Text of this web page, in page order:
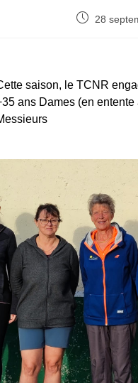
28
saison, le TCNR
ans Dames (en